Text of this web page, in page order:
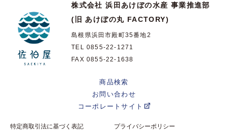
株式会社 浜田あけぼの水産 事業推進部
(旧 あけぼの丸 FACTORY)
島根県浜田市殿町35番地2
TEL 0855-22-1271
FAX 0855-22-1638
商品検索
お問い合わせ
コーポレートサイト
特定商取引法に基づく表記 プライバシーポリシー